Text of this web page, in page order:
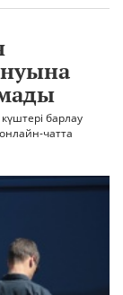
барлау
чатта